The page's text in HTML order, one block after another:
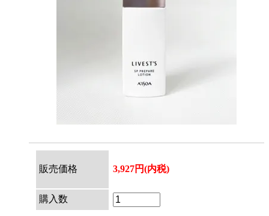
販売価格 3,927円(内税)
購入数